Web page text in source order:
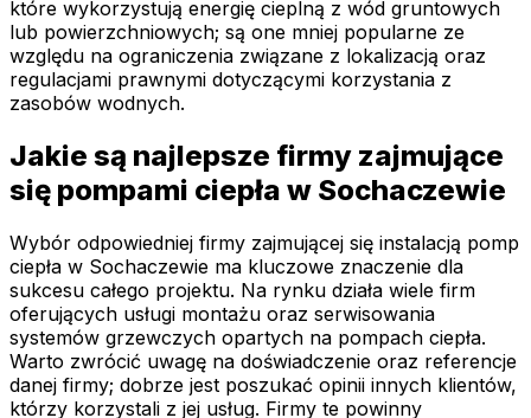
które wykorzystują energię cieplną z wód gruntowych
lub powierzchniowych; są one mniej popularne ze
względu na ograniczenia związane z lokalizacją oraz
regulacjami prawnymi dotyczącymi korzystania z
zasobów wodnych.
Jakie są najlepsze firmy zajmujące
się pompami ciepła w Sochaczewie
Wybór odpowiedniej firmy zajmującej się instalacją pomp
ciepła w Sochaczewie ma kluczowe znaczenie dla
sukcesu całego projektu. Na rynku działa wiele firm
oferujących usługi montażu oraz serwisowania
systemów grzewczych opartych na pompach ciepła.
Warto zwrócić uwagę na doświadczenie oraz referencje
danej firmy; dobrze jest poszukać opinii innych klientów,
którzy korzystali z jej usług. Firmy te powinny